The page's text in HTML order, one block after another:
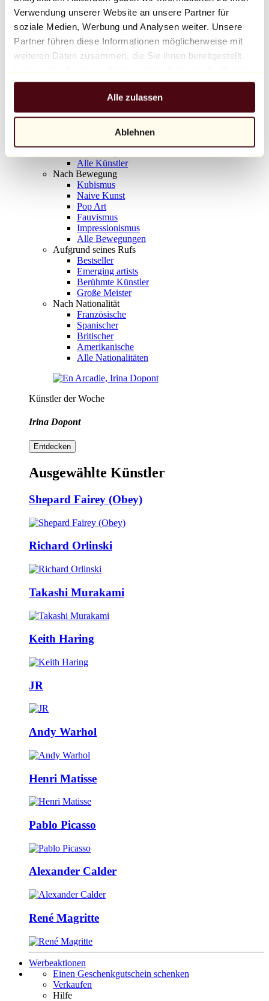
Verwendung unserer Website an unsere Partner für
soziale Medien, Werbung und Analysen weiter. Unsere
Partner führen diese Informationen möglicherweise mit
weiteren Daten zusammen, die Sie ihnen bereitgestellt
gesammelt haben.
Alle zulassen
Ablehnen
Balloon Dog (Orange)
Jeff Koons
10.000 €
Entdecken
Alle Bildhauer
Alle Fotografen
Alle Künstler
Nach Bewegung
Kubismus
Naive Kunst
Pop Art
Fauvismus
Impressionismus
Alle Bewegungen
Aufgrund seines Rufs
Bestseller
Emerging artists
Berühmte Künstler
Große Meister
Nach Nationalität
Französische
Spanischer
Britischer
Amerikanische
Alle Nationalitäten
Künstler der Woche
Irina Dopont
Entdecken
Ausgewählte Künstler
Shepard Fairey (Obey)
Richard Orlinski
Takashi Murakami
Keith Haring
JR
Andy Warhol
Henri Matisse
Pablo Picasso
Alexander Calder
René Magritte
Werbeaktionen
Einen Geschenkgutschein schenken
Verkaufen
Hilfe